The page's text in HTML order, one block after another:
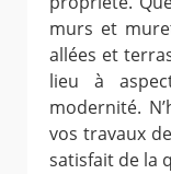
murs et
allées et
lieu à
modernité.
vos travaux
satisfait de la